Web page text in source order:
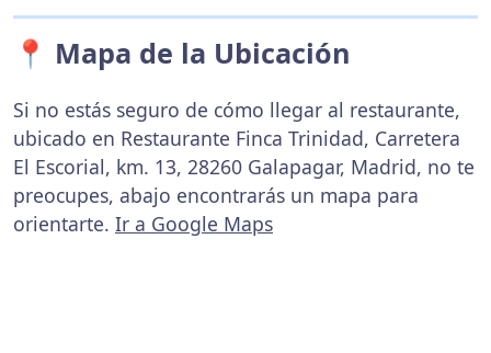
📍 Mapa de la Ubicación
Si no estás seguro de cómo llegar al restaurante,
ubicado en Restaurante Finca Trinidad, Carretera
El Escorial, km. 13, 28260 Galapagar, Madrid, no te
preocupes, abajo encontrarás un mapa para
orientarte. Ir a Google Maps